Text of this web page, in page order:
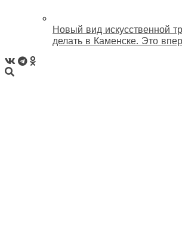
Новый вид искусственной
делать в Каменске. Это